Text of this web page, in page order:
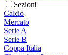
Sezioni
Calcio
Mercato
Serie A
Serie B
Coppa Italia